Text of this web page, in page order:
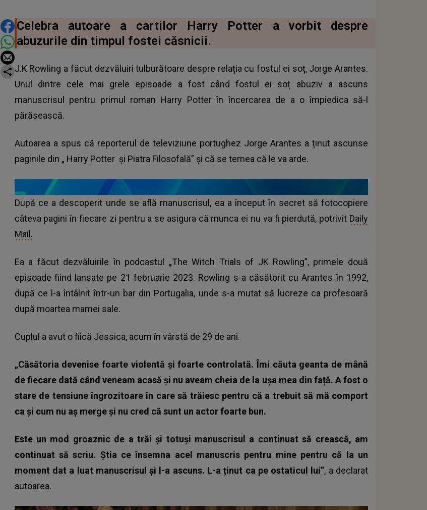
DISTRIBUIE ARTICOLUL
Celebra autoare a cartilor Harry Potter a vorbit despre
abuzurile din timpul fostei căsnicii.
J.K Rowling a făcut dezvăluiri tulburătoare despre relația cu fostul ei soț, Jorge Arantes.
Unul dintre cele mai grele episoade a fost când fostul ei soț abuziv a ascuns
manuscrisul pentru primul roman Harry Potter în încercarea de a o împiedica să-l
părăsească.
Autoarea a spus că reporterul de televiziune portughez Jorge Arantes a ținut ascunse
paginile din „ Harry Potter și Piatra Filosofală” și că se temea că le va arde.
După ce a descoperit unde se află manuscrisul, ea a început în secret să fotocopiere
câteva pagini în fiecare zi pentru a se asigura că munca ei nu va fi pierdută, potrivit Daily
Mail.
Ea a făcut dezvăluirile în podcastul „The Witch Trials of JK Rowling”, primele două
episoade fiind lansate pe 21 februarie 2023. Rowling s-a căsătorit cu Arantes în 1992,
după ce l-a întâlnit într-un bar din Portugalia, unde s-a mutat să lucreze ca profesoară
după moartea mamei sale.
Cuplul a avut o fiică Jessica, acum în vârstă de 29 de ani.
„Căsătoria devenise foarte violentă și foarte controlată. Îmi căuta geanta de mână
de fiecare dată când veneam acasă și nu aveam cheia de la ușa mea din față. A fost o
stare de tensiune îngrozitoare în care să trăiesc pentru că a trebuit să mă comport
ca și cum nu aș merge și nu cred că sunt un actor foarte bun.
Este un mod groaznic de a trăi și totuși manuscrisul a continuat să crească, am
continuat să scriu. Știa ce însemna acel manuscris pentru mine pentru că la un
moment dat a luat manuscrisul și l-a ascuns. L-a ținut ca pe ostaticul lui”, a declarat
autoarea.